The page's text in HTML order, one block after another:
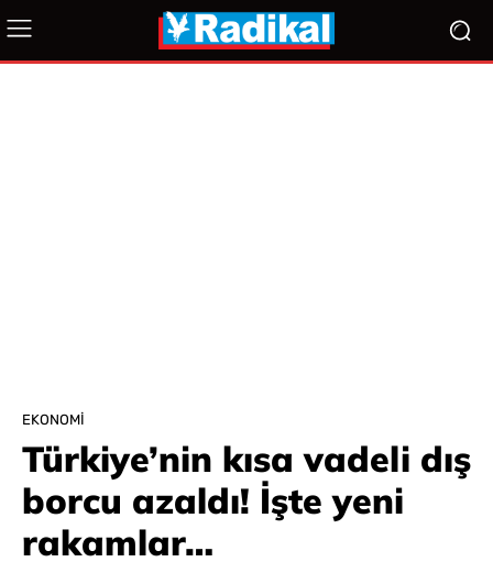
EKONOMI
Türkiye’nin kısa vadeli dış
borcu azaldı! İşte yeni
rakamlar…